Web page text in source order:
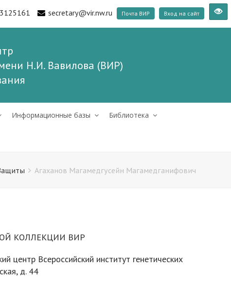
secretary@vir.nw.ru Почта ВИР Вход на сайт
Н.И. Вавилова (ВИР)
Информационные базы Библиотека
Агаханов Магамедгусейн Магамедганифович
КОЛЛЕКЦИИ ВИР
центр Всероссийский институт генетических
д. 44